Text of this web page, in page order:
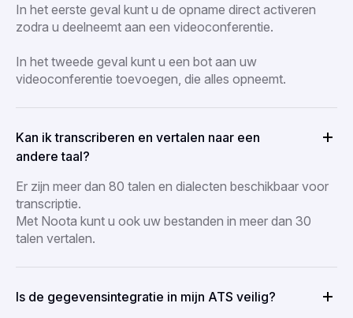
In het eerste geval kunt u de opname direct activeren
zodra u deelneemt aan een videoconferentie.
In het tweede geval kunt u een bot aan uw
videoconferentie toevoegen, die alles opneemt.
Kan ik transcriberen en vertalen naar een
andere taal?
Er zijn meer dan 80 talen en dialecten beschikbaar voor
transcriptie.
Met Noota kunt u ook uw bestanden in meer dan 30
talen vertalen.
Is de gegevensintegratie in mijn ATS veilig?